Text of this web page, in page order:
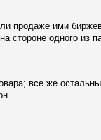
продаже ими
стороне одного из
все же